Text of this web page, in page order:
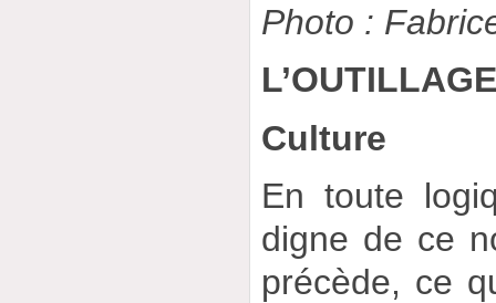
Photo :
Culture
En toute
digne de ce
précède, ce